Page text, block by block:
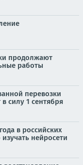
продолжают
работы
перевозки
силу 1 сентября
в российских
нейросети